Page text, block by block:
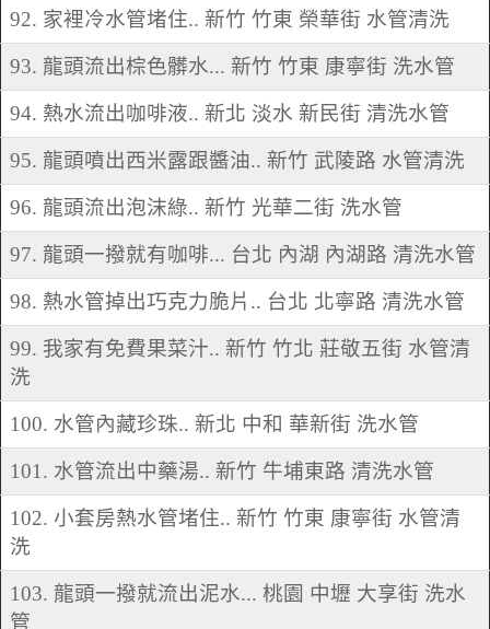
92. 家裡冷水管堵住.. 新竹 竹東 榮華街 水管清洗
93. 龍頭流出棕色髒水... 新竹 竹東 康寧街 洗水管
94. 熱水流出咖啡液.. 新北 淡水 新民街 清洗水管
95. 龍頭噴出西米露跟醬油.. 新竹 武陵路 水管清洗
96. 龍頭流出泡沫綠.. 新竹 光華二街 洗水管
97. 龍頭一撥就有咖啡... 台北 內湖 內湖路 清洗水管
98. 熱水管掉出巧克力脆片.. 台北 北寧路 清洗水管
99. 我家有免費果菜汁.. 新竹 竹北 莊敬五街 水管清
洗
100. 水管內藏珍珠.. 新北 中和 華新街 洗水管
101. 水管流出中藥湯.. 新竹 牛埔東路 清洗水管
102. 小套房熱水管堵住.. 新竹 竹東 康寧街 水管清
洗
103. 龍頭一撥就流出泥水... 桃園 中壢 大享街 洗水
管